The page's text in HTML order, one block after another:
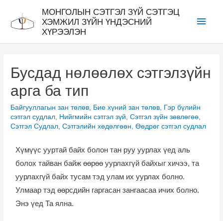
МОНГОЛЫН СЭТГЭЛ ЗҮЙ СЭТГЭЦ
ХЭМЖИЛ ЗҮЙН ҮНДЭСНИЙ
ХҮРЭЭЛЭН
Бусдад нөлөөлөх сэтгэлзүйн
арга ба тип
Байгууллагын зан төлөв, Бие хүний зан төлөв, Гэр бүлийн
сэтгэл судлал, Нийгмийн сэтгэл зүй,Сэтгэл зүйн зөвлөгөө,
Сэтгэл Судлал,Сэтгэлийн хөдөлгөөн,Өөдрөг сэтгэл судлал
Хүмүүс ууртай байх болон тан руу уурлах үед аль
болох тайван байж өөрөө уурлахгүй байхыг хичээ, та
уурлахгүй байх тусам тэд улам их уурлах болно.
Улмаар тэд өөрсдийн гаргасан зангаасаа ичих болно.
Энэ үед Та ялна.